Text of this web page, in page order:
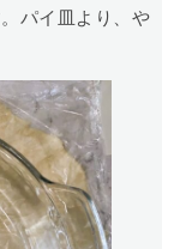
パイ皿より、や